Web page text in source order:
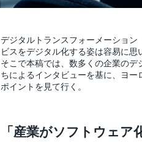
デジタルトランスフォーメーショ
ビスをデジタル化する姿は容易に
そこで本稿では、数多くの企業の
ちによるインタビューを基に、ヨ
ポイントを見て行く。
「産業がソフトウェ